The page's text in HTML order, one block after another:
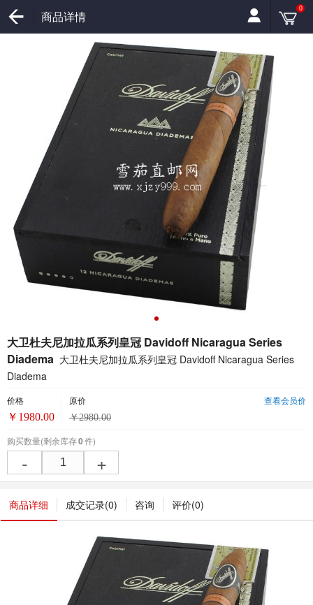
商品详情
0
大卫杜夫尼加拉瓜系列皇冠 Davidoff Nicaragua Series
Diadema 大卫杜夫尼加拉瓜系列皇冠 Davidoff Nicaragua Series
Diadema
查看会员价
价格
￥ 1980.00
原价
￥2980.00
购买数量(剩余库存0件)
- +
商品详细 成交记录(0) 咨询 评价(0)